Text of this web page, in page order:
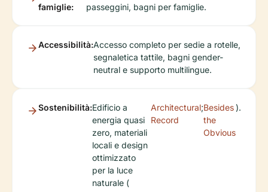
famiglie:
passeggini, bagni per famiglie.
Accessibilità:Accesso completo per sedie a rotelle,
segnaletica tattile, bagni gender-
neutral e supporto multilingue.
Sostenibilità:Edificio a
energia quasi
zero, materiali
locali e design
ottimizzato
per la luce
naturale (
Architectural
Record
;Besides
the
Obvious
).